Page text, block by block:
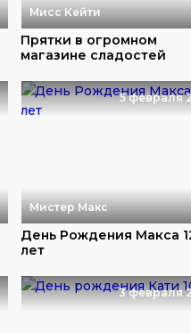
Мисс Кейти
Прятки в огромном
магазине сладостей
5 февраля
Мистер Макс
День Рождения Макса
лет
3 февраля